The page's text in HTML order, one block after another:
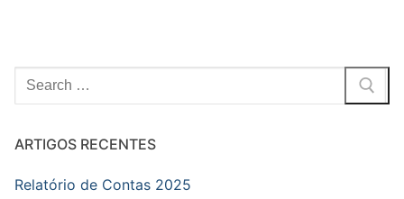
Pesquisar
por:
ARTIGOS RECENTES
Relatório de Contas 2025